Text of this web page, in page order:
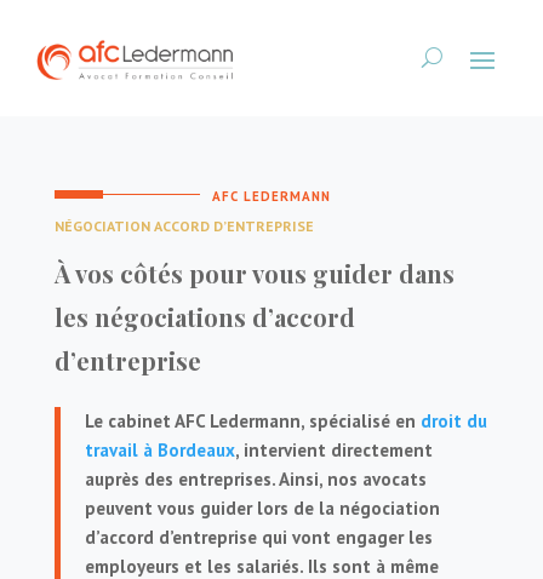
AFC LEDERMANN
NÉGOCIATION ACCORD D’ENTREPRISE
À vos côtés pour vous guider dans
les négociations d’accord
d’entreprise
Le cabinet AFC Ledermann, spécialisé en droit du
travail à Bordeaux, intervient directement
auprès des entreprises. Ainsi, nos avocats
peuvent vous guider lors de la négociation
d’accord d’entreprise qui vont engager les
employeurs et les salariés. Ils sont à même